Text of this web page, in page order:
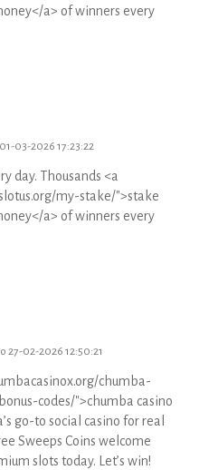
a> of winners every
03-2026 17:23:22
day. Thousands <a
my-stake/">stake
a> of winners every
27-02-2026 12:50:21
chumba-
codes/">chumba casino
go-to social casino for real
Sweeps Coins welcome
slots today. Let’s win!